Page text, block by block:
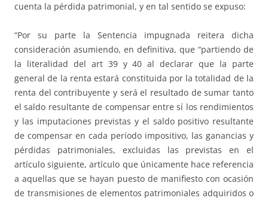
cuenta la pérdida patrimonial, y en tal sentido se expuso:
“Por su parte la Sentencia impugnada reitera dicha
consideración asumiendo, en definitiva, que “partiendo de
la literalidad del art 39 y 40 al declarar que la parte
general de la renta estará constituida por la totalidad de la
renta del contribuyente y será el resultado de sumar tanto
el saldo resultante de compensar entre sí los rendimientos
y las imputaciones previstas y el saldo positivo resultante
de compensar en cada período impositivo, las ganancias y
pérdidas patrimoniales, excluidas las previstas en el
artículo siguiente, artículo que únicamente hace referencia
a aquellas que se hayan puesto de manifiesto con ocasión
de transmisiones de elementos patrimoniales adquiridos o